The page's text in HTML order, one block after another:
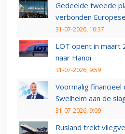
Gedeelde tweede
verbonden
31-07-2026, 10:37
LOT opent in maart
naar Hanoi
31-07-2026, 9:59
Voormalig
Swelheim aan de
31-07-2026, 9:09
Rusland trekt